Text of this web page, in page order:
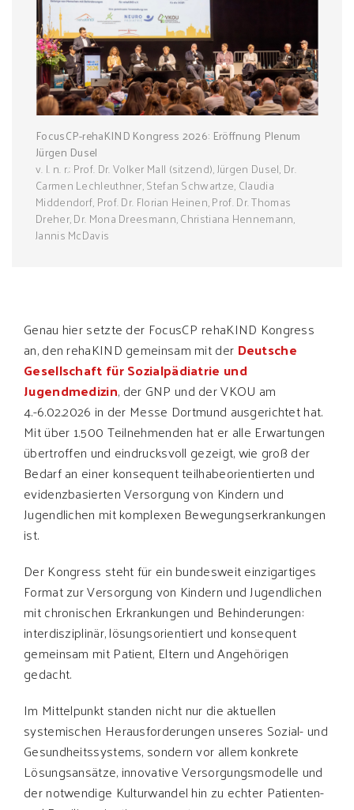
FocusCP-rehaKIND Kongress 2026: Eröffnung Plenum
Jürgen Dusel
v. l. n. r.: Prof. Dr. Volker Mall (sitzend), Jürgen Dusel, Dr.
Carmen Lechleuthner, Stefan Schwartze, Claudia
Middendorf, Prof. Dr. Florian Heinen, Prof. Dr. Thomas
Dreher, Dr. Mona Dreesmann, Christiana Hennemann,
Jannis McDavis
Genau hier setzte der FocusCP rehaKIND Kongress
an, den rehaKIND gemeinsam mit der Deutsche
Gesellschaft für Sozialpädiatrie und
Jugendmedizin, der GNP und der VKOU am
4.-6.02.2026 in der Messe Dortmund ausgerichtet hat.
Mit über 1.500 Teilnehmenden hat er alle Erwartungen
übertroffen und eindrucksvoll gezeigt, wie groß der
Bedarf an einer konsequent teilhabeorientierten und
evidenzbasierten Versorgung von Kindern und
Jugendlichen mit komplexen Bewegungserkrankungen
ist.
Der Kongress steht für ein bundesweit einzigartiges
Format zur Versorgung von Kindern und Jugendlichen
mit chronischen Erkrankungen und Behinderungen:
interdisziplinär, lösungsorientiert und konsequent
gemeinsam mit Patient, Eltern und Angehörigen
gedacht.
Im Mittelpunkt standen nicht nur die aktuellen
systemischen Herausforderungen unseres Sozial- und
Gesundheitssystems, sondern vor allem konkrete
Lösungsansätze, innovative Versorgungsmodelle und
der notwendige Kulturwandel hin zu echter Patienten-